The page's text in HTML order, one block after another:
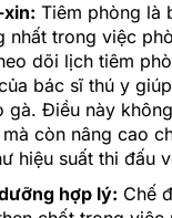
Tiêm phòng là
nhất trong việc
dõi lịch tiêm
bác sĩ thú y
gà. Điều này
còn nâng cao
hiệu suất thi đấu
hợp lý: Chế